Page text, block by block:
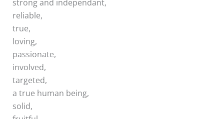
strong and independant,
reliable,
true,
loving,
passionate,
involved,
targeted,
a true human being,
solid,